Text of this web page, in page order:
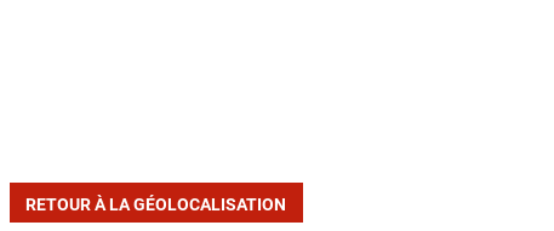
RETOUR À LA GÉOLOCALISATION